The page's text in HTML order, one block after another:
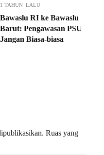
1 TAHUN LALU
Bawaslu RI ke Bawaslu
Barut: Pengawasan PSU
Jangan Biasa-biasa
Ruas yang